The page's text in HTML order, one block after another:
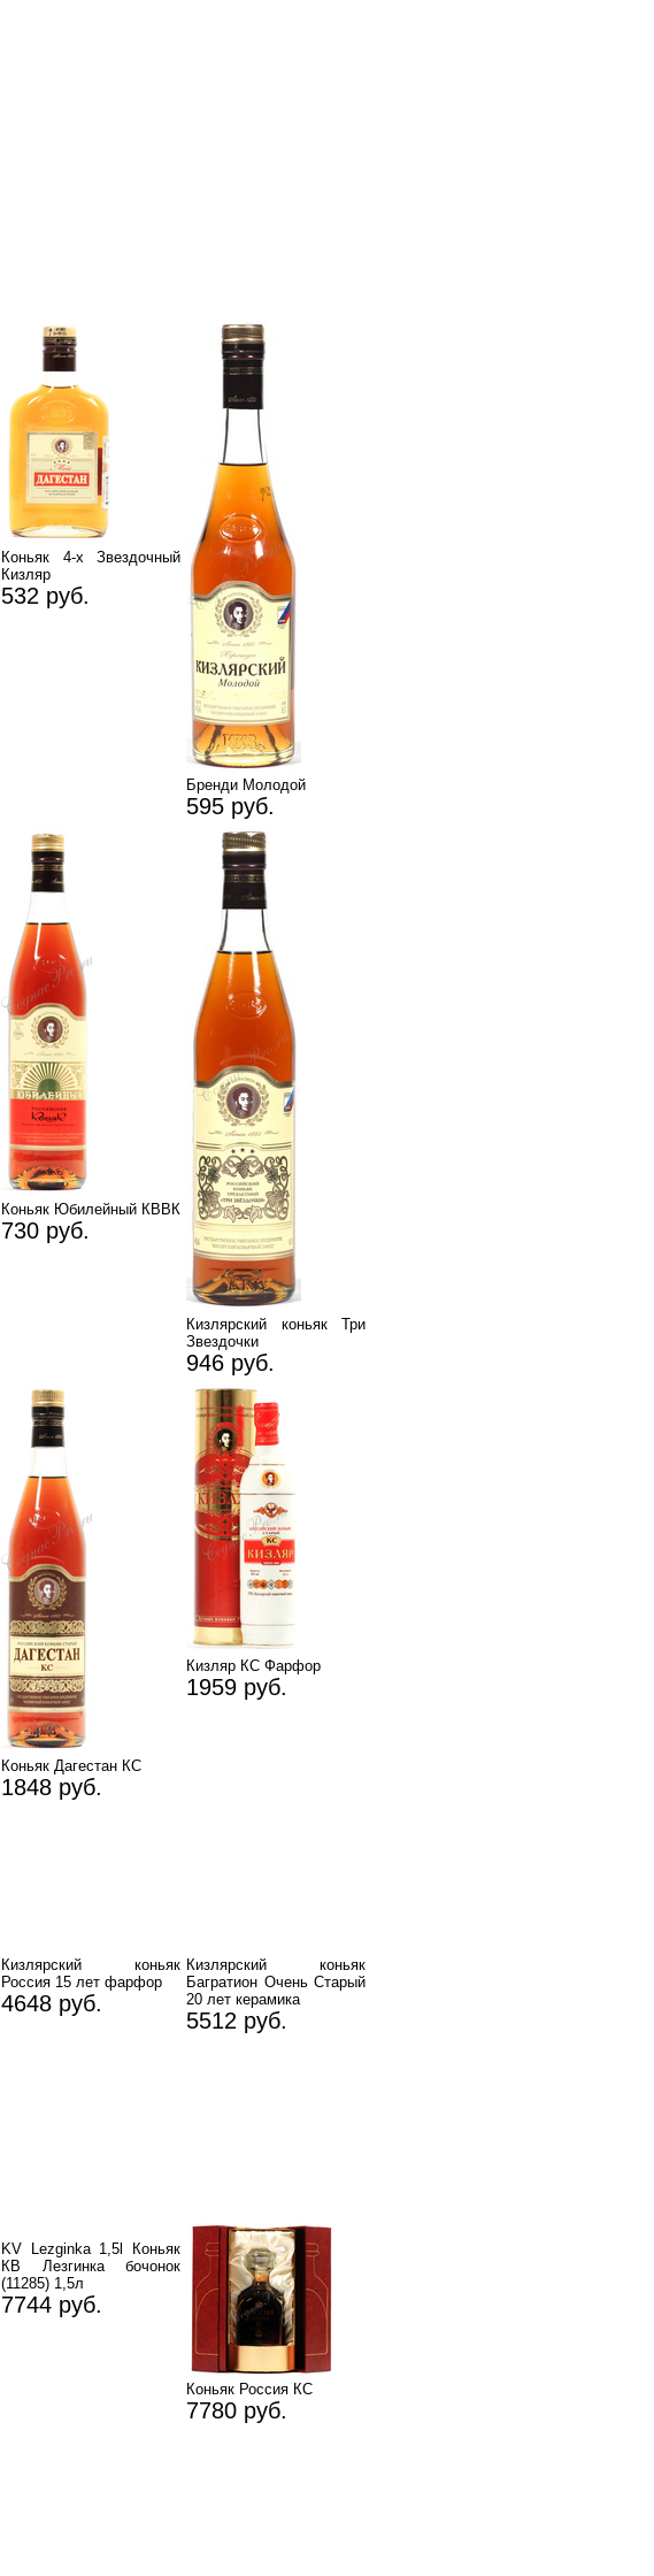
Коньяк 4-х Звездочный
Кизляр
532 руб.
Бренди Молодой
595 руб.
Коньяк Юбилейный КВВК
730 руб.
Кизлярский коньяк Три
Звездочки
946 руб.
Коньяк Дагестан КС
1848 руб.
Кизляр КС Фарфор
1959 руб.
Кизлярский коньяк
Россия 15 лет фарфор
4648 руб.
Кизлярский коньяк
Багратион Очень Старый
20 лет керамика
5512 руб.
KV Lezginka 1,5l Коньяк
КВ Лезгинка бочонок
(11285) 1,5л
7744 руб.
Коньяк Россия КС
7780 руб.